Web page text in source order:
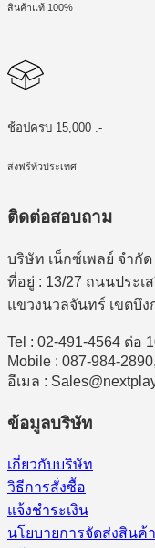
สินค้าแท้ 100%
ช้อปครบ 15,000 .-
ส่งฟรีทั่วประเทศ
ติดต่อสอบถาม
บริษัท เน็กซ์เพลย์ จำกัด
ที่อยู่ : 13/27 ถนนประเ
แขวงนวลจันทร์ เขตบึ
Tel : 02-491-4564 ต่อ
Mobile : 087-984-
อีเมล :
ข้อมูลบริษัท
เกี่ยวกับบริษัท
วิธีการสั่งซื้อ
แจ้งชำระเงิน
นโยบายการจัดส่งสินค้า